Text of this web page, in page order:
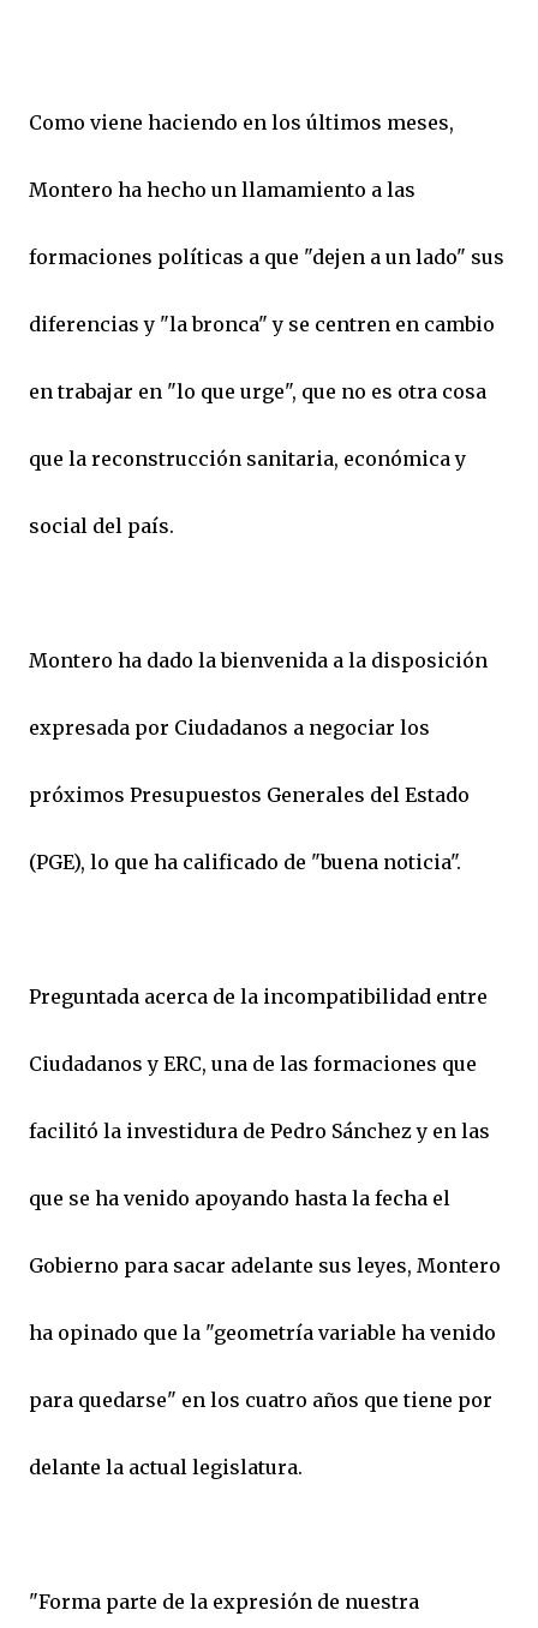
Como viene haciendo en los últimos meses,
Montero ha hecho un llamamiento a las
formaciones políticas a que "dejen a un lado" sus
diferencias y "la bronca" y se centren en cambio
en trabajar en "lo que urge", que no es otra cosa
que la reconstrucción sanitaria, económica y
social del país.
Montero ha dado la bienvenida a la disposición
expresada por Ciudadanos a negociar los
próximos Presupuestos Generales del Estado
(PGE), lo que ha calificado de "buena noticia".
Preguntada acerca de la incompatibilidad entre
Ciudadanos y ERC, una de las formaciones que
facilitó la investidura de Pedro Sánchez y en las
que se ha venido apoyando hasta la fecha el
Gobierno para sacar adelante sus leyes, Montero
ha opinado que la "geometría variable ha venido
para quedarse" en los cuatro años que tiene por
delante la actual legislatura.
"Forma parte de la expresión de nuestra